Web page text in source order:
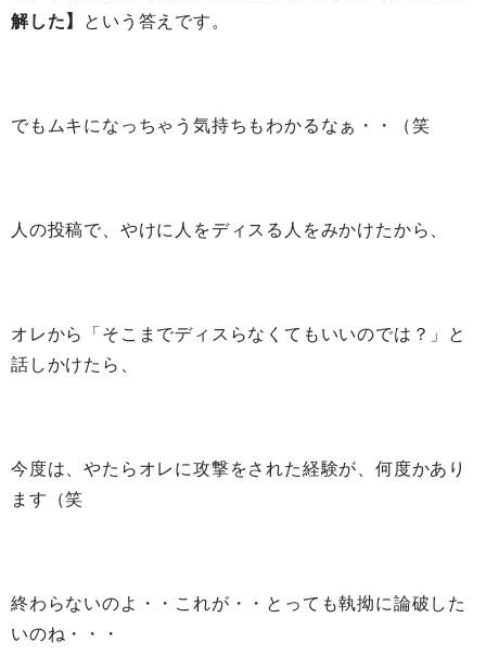
解した】
という答えです。
でもムキになっちゃう気持ちもわかるなぁ・・（笑
人の投稿で、やけに人をディスる人をみかけたから、
オレから「そこまでディスらなくてもいいのでは？」と
話しかけたら、
今度は、やたらオレに攻撃をされた経験が、何度かあり
ます（笑
終わらないのよ・・これが・・とっても執拗に論破した
いのね・・・